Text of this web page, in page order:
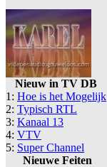
Nieuw in TV DB
1: Hoe is het Mogelijk
2: Typisch RTL
3: Kanaal 13
4: VTV
5: Super Channel
Nieuwe Feiten